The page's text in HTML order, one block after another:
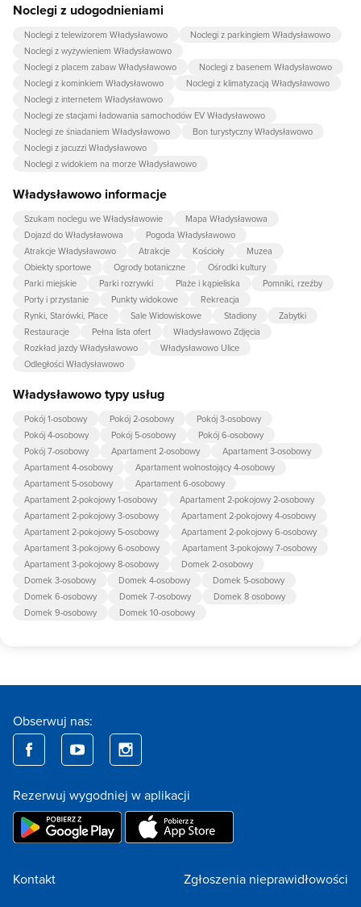
Noclegi z udogodnieniami
Noclegi z telewizorem Władysławowo
Noclegi z parkingiem Władysławowo
Noclegi z wyżywieniem Władysławowo
Noclegi z placem zabaw Władysławowo
Noclegi z basenem Władysławowo
Noclegi z kominkiem Władysławowo
Noclegi z klimatyzacją Władysławowo
Noclegi z internetem Władysławowo
Noclegi ze stacjami ładowania samochodów EV Władysławowo
Noclegi ze śniadaniem Władysławowo
Bon turystyczny Władysławowo
Noclegi z jacuzzi Władysławowo
Noclegi z widokiem na morze Władysławowo
Władysławowo informacje
Szukam noclegu we Władysławowie
Mapa Władysławowa
Dojazd do Władysławowa
Pogoda Władysławowo
Atrakcje Władysławowo
Atrakcje Kościoły
Muzea
Obiekty sportowe
Ogrody botaniczne
Ośrodki kultury
Parki miejskie
Parki rozrywki Plaże i kąpieliska
Pomniki, rzeźby
Porty i przystanie
Punkty widokowe
Rekreacja
Rynki, Starówki, Place
Sale Widowiskowe Stadiony
Zabytki
Restauracje
Pełna lista ofert
Władysławowo Zdjęcia
Rozkład jazdy Władysławowo
Władysławowo Ulice
Odległości Władysławowo
Władysławowo typy usług
Pokój 1-osobowy Pokój 2-osobowy
Pokój 3-osobowy
Pokój 4-osobowy
Pokój 5-osobowy
Pokój 6-osobowy
Pokój 7-osobowy
Apartament 2-osobowy
Apartament 3-osobowy
Apartament 4-osobowy
Apartament wolnostojący 4-osobowy
Apartament 5-osobowy
Apartament 6-osobowy
Apartament 2-pokojowy 1-osobowy
Apartament 2-pokojowy 2-osobowy
Apartament 2-pokojowy 3-osobowy
Apartament 2-pokojowy 4-osobowy
Apartament 2-pokojowy 5-osobowy
Apartament 2-pokojowy 6-osobowy
Apartament 3-pokojowy 6-osobowy
Apartament 3-pokojowy 7-osobowy
Apartament 3-pokojowy 8-osobowy
Domek 2-osobowy
Domek 3-osobowy
Domek 4-osobowy
Domek 5-osobowy
Domek 6-osobowy
Domek 7-osobowy
Domek 8 osobowy
Domek 9-osobowy
Domek 10-osobowy
Obserwuj nas:
Rezerwuj wygodniej w aplikacji
Kontakt
Zgłoszenia nieprawidłowości